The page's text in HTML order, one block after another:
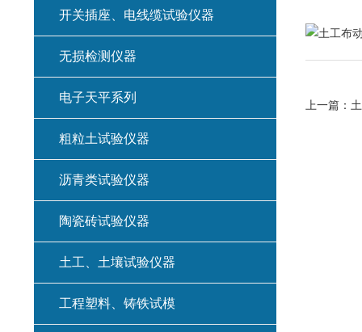
上一篇： 土
开关插座、电线缆试验仪器
无损检测仪器
电子天平系列
粗粒土试验仪器
沥青类试验仪器
陶瓷砖试验仪器
土工、土壤试验仪器
工程塑料、铸铁试模